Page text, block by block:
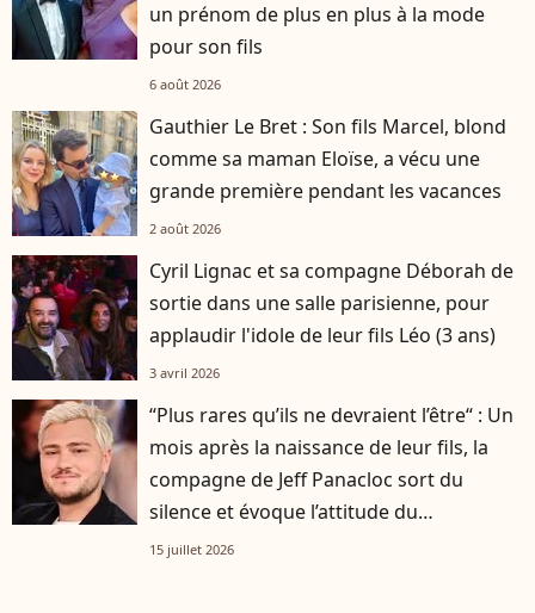
un prénom de plus en plus à la mode
pour son fils
6 août 2026
Gauthier Le Bret : Son fils Marcel, blond
comme sa maman Eloïse, a vécu une
grande première pendant les vacances
2 août 2026
Cyril Lignac et sa compagne Déborah de
sortie dans une salle parisienne, pour
applaudir l'idole de leur fils Léo (3 ans)
3 avril 2026
“Plus rares qu’ils ne devraient l’être“ : Un
mois après la naissance de leur fils, la
compagne de Jeff Panacloc sort du
silence et évoque l’attitude du
ventriloque dans cette aventure
15 juillet 2026